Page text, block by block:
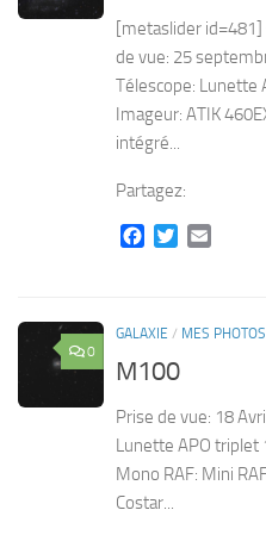
[metaslider id=481]
de vue: 25
Télescope: Lunette
Imageur: ATIK
intégré...
Partagez:
FacebookTwitter
0
GALAXIE / MES PHOTOS
M100
Prise de vue: 18
Lunette APO triplet
Mono RAF: Mini
Costar...